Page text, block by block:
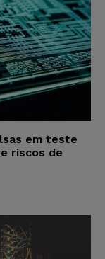
em teste
riscos de